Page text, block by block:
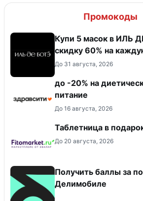
Промокоды
Купи 5 масок в ИЛЬ
скидку 60% на
До 31 августа, 2026
до -20% на
питание
До 16 августа, 2026
Таблетница в
До 20 августа, 2026
Получить баллы за
Делимобиле